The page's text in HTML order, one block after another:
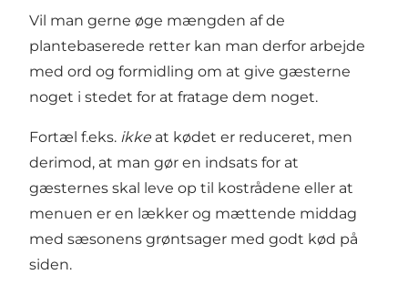
Vil man gerne øge mængden af de
plantebaserede retter kan man derfor arbejde
med ord og formidling om at give gæsterne
noget i stedet for at fratage dem noget.
Fortæl f.eks. ikke at kødet er reduceret, men
derimod, at man gør en indsats for at
gæsternes skal leve op til kostrådene eller at
menuen er en lækker og mættende middag
med sæsonens grøntsager med godt kød på
siden.